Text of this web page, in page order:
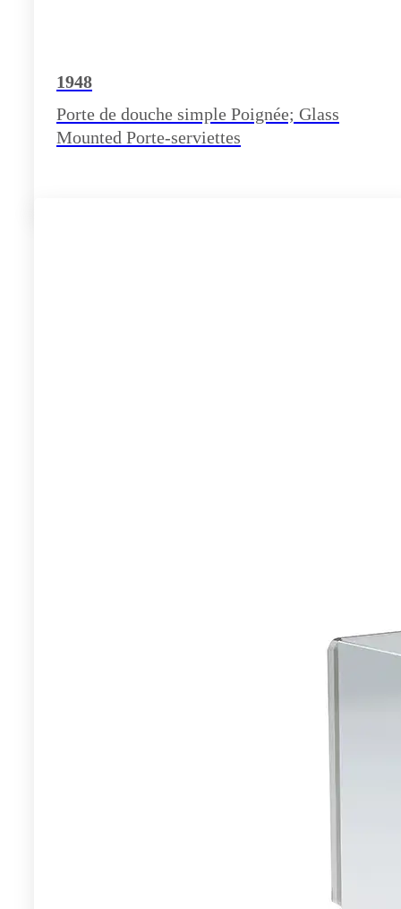
1948
Porte de douche simple Poignée; Glass
Mounted Porte-serviettes